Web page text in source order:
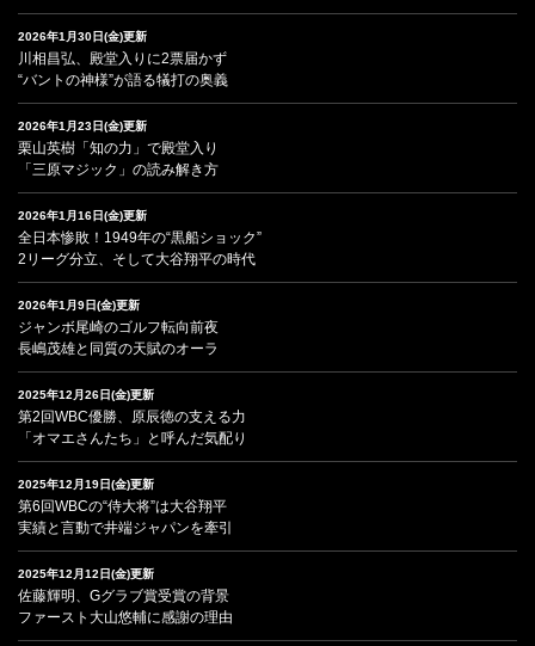
2026年1月30日(金)更新
川相昌弘、殿堂入りに2票届かず
“バントの神様”が語る犠打の奥義
2026年1月23日(金)更新
栗山英樹「知の力」で殿堂入り
「三原マジック」の読み解き方
2026年1月16日(金)更新
全日本惨敗！1949年の“黒船ショック”
2リーグ分立、そして大谷翔平の時代
2026年1月9日(金)更新
ジャンボ尾崎のゴルフ転向前夜
長嶋茂雄と同質の天賦のオーラ
2025年12月26日(金)更新
第2回WBC優勝、原辰徳の支える力
「オマエさんたち」と呼んだ気配り
2025年12月19日(金)更新
第6回WBCの“侍大将”は大谷翔平
実績と言動で井端ジャパンを牽引
2025年12月12日(金)更新
佐藤輝明、Gグラブ賞受賞の背景
ファースト大山悠輔に感謝の理由